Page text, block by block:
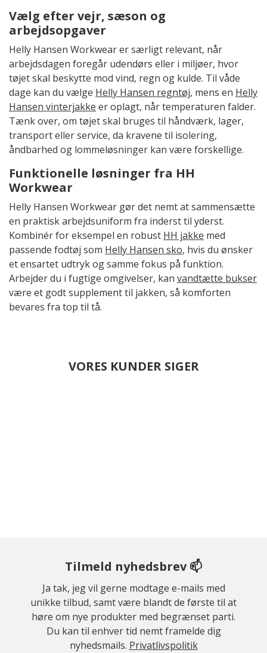
Vælg efter vejr, sæson og
arbejdsopgaver
Helly Hansen Workwear er særligt relevant, når
arbejdsdagen foregår udendørs eller i miljøer, hvor
tøjet skal beskytte mod vind, regn og kulde. Til våde
dage kan du vælge Helly Hansen regntøj, mens en Helly
Hansen vinterjakke er oplagt, når temperaturen falder.
Tænk over, om tøjet skal bruges til håndværk, lager,
transport eller service, da kravene til isolering,
åndbarhed og lommeløsninger kan være forskellige.
Funktionelle løsninger fra HH
Workwear
Helly Hansen Workwear gør det nemt at sammensætte
en praktisk arbejdsuniform fra inderst til yderst.
Kombinér for eksempel en robust HH jakke med
passende fodtøj som Helly Hansen sko, hvis du ønsker
et ensartet udtryk og samme fokus på funktion.
Arbejder du i fugtige omgivelser, kan vandtætte bukser
være et godt supplement til jakken, så komforten
bevares fra top til tå.
VORES KUNDER SIGER
Tilmeld nyhedsbrev 📫
Ja tak, jeg vil gerne modtage e-mails med
unikke tilbud, samt være blandt de første til at
høre om nye produkter med begrænset parti.
Du kan til enhver tid nemt framelde dig
nyhedsmails. Privatlivspolitik